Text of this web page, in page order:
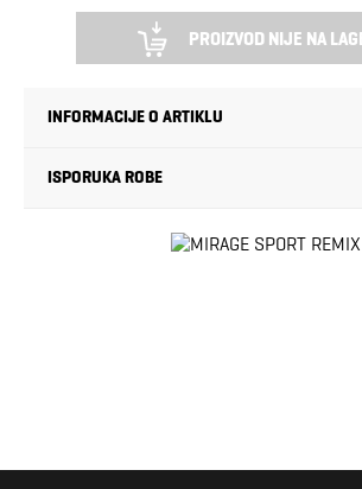
PROIZVOD NIJE NA
INFORMACIJE O ARTIKLU
ISPORUKA ROBE